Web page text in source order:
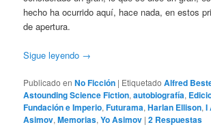
hecho ha ocurrido aquí, hace nada, en estos
de apertura.
Sigue leyendo →
Publicado en No Ficción | Etiquetado Alfred
Astounding Science Fiction,autobiografía,
Fundación e Imperio,Futurama,Harlan Ellison,I
Asimov,Memorias,Yo Asimov |2 Respuestas